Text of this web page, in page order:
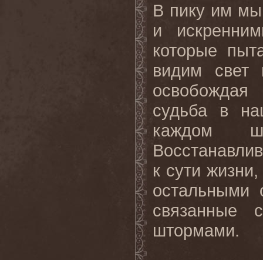
В пику им
и
которые
видим свет
судьба в
каждом
к сути
остальными
связанные
штормами.